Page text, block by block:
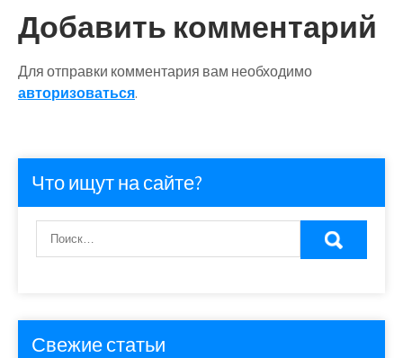
Добавить комментарий
Для отправки комментария вам необходимо
авторизоваться.
Что ищут на сайте?
Свежие статьи